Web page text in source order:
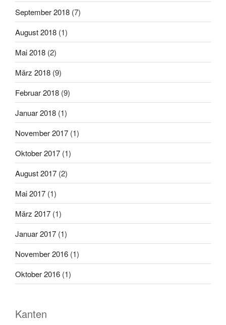
September 2018 (7)
August 2018 (1)
Mai 2018 (2)
März 2018 (9)
Februar 2018 (9)
Januar 2018 (1)
November 2017 (1)
Oktober 2017 (1)
August 2017 (2)
Mai 2017 (1)
März 2017 (1)
Januar 2017 (1)
November 2016 (1)
Oktober 2016 (1)
Kanten